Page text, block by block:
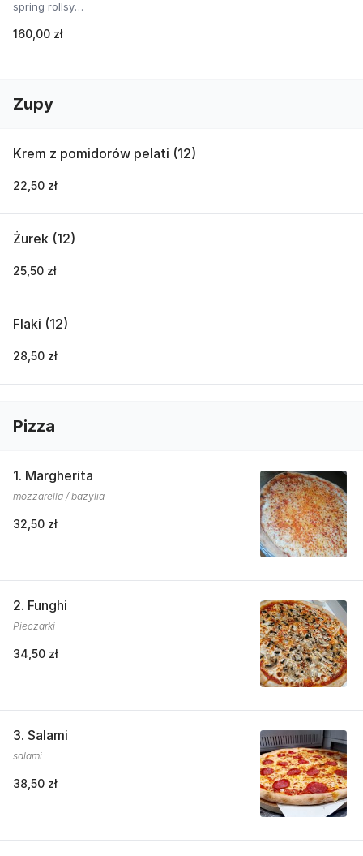
spring rollsy
160,00 zł
Zupy
Krem z pomidorów pelati (12)
22,50 zł
Żurek (12)
25,50 zł
Flaki (12)
28,50 zł
Pizza
1. Margherita
mozzarella / bazylia
32,50 zł
2. Funghi
Pieczarki
34,50 zł
3. Salami
salami
38,50 zł